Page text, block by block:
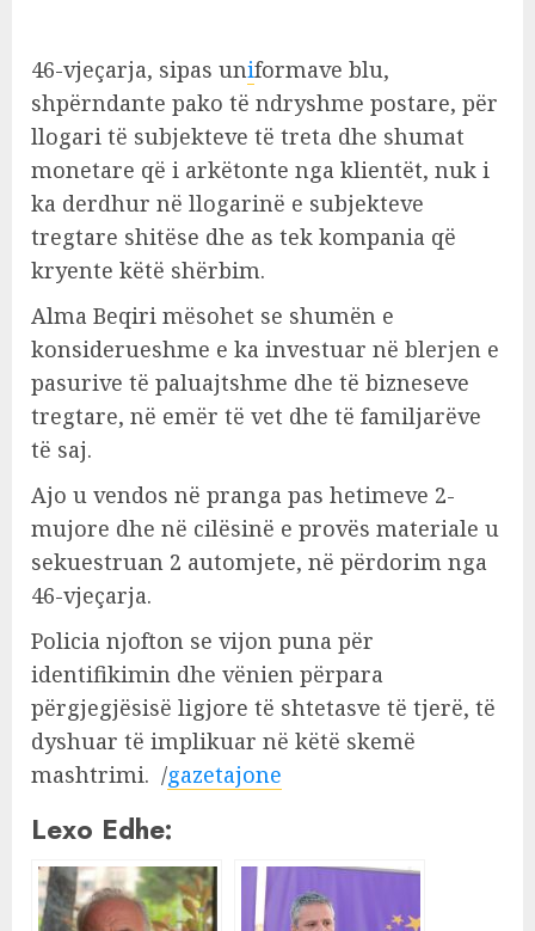
46-vjeçarja, sipas uniformave blu,
shpërndante pako të ndryshme postare, për
llogari të subjekteve të treta dhe shumat
monetare që i arkëtonte nga klientët, nuk i
ka derdhur në llogarinë e subjekteve
tregtare shitëse dhe as tek kompania që
kryente këtë shërbim.
Alma Beqiri mësohet se shumën e
konsiderueshme e ka investuar në blerjen e
pasurive të paluajtshme dhe të bizneseve
tregtare, në emër të vet dhe të familjarëve
të saj.
Ajo u vendos në pranga pas hetimeve 2-
mujore dhe në cilësinë e provës materiale u
sekuestruan 2 automjete, në përdorim nga
46-vjeçarja.
Policia njofton se vijon puna për
identifikimin dhe vënien përpara
përgjegjësisë ligjore të shtetasve të tjerë, të
dyshuar të implikuar në këtë skemë
mashtrimi. /gazetajone
Lexo Edhe: